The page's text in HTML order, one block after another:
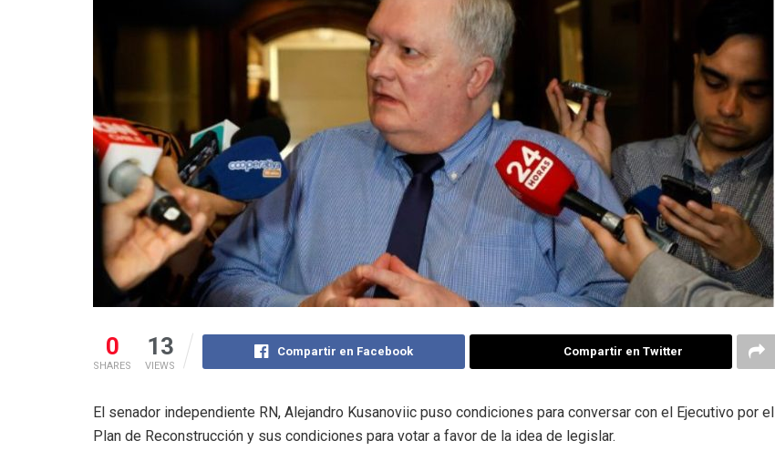
0
SHARES
13
VIEWS
Compartir en Facebook Compartir en Twitter
El senador independiente RN, Alejandro Kusanoviic puso condiciones para conversar con el Ejecutivo por el
Plan de Reconstrucción y sus condiciones para votar a favor de la idea de legislar.